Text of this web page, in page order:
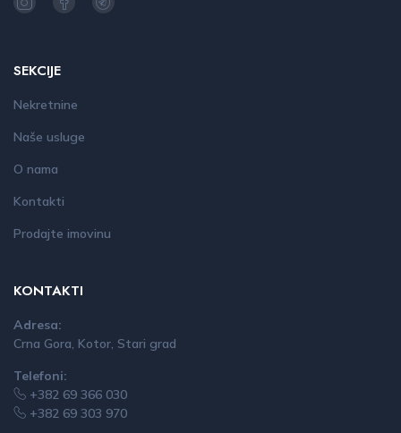
SEKCIJE
Nekretnine
Naše usluge
O nama
Kontakti
Prodajte imovinu
KONTAKTI
Adresa:
Crna Gora, Kotor, Stari grad
Telefoni:
+382 69 366 030
+382 69 303 970